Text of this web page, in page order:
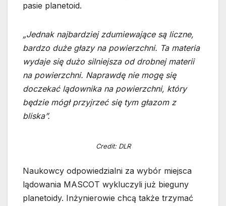
pasie planetoid.
„Jednak najbardziej zdumiewające są liczne,
bardzo duże głazy na powierzchni. Ta materia
wydaje się dużo silniejsza od drobnej materii
na powierzchni. Naprawdę nie mogę się
doczekać lądownika na powierzchni, który
będzie mógł przyjrzeć się tym głazom z
bliska”.
Credit: DLR
Naukowcy odpowiedzialni za wybór miejsca
lądowania MASCOT wykluczyli już bieguny
planetoidy. Inżynierowie chcą także trzymać